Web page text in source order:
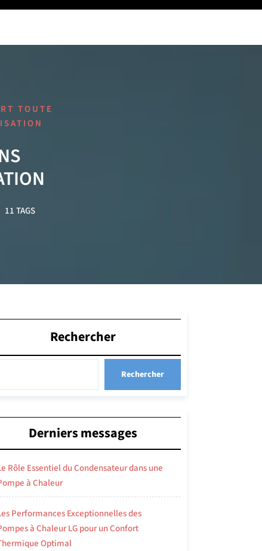
TOUTE
11 TAGS
Rechercher
Rechercher
Derniers messages
Rôle Essentiel du Condensateur dans une
à Chaleur
Performances Exceptionnelles des
à Chaleur LG pour un Confort
Optimal